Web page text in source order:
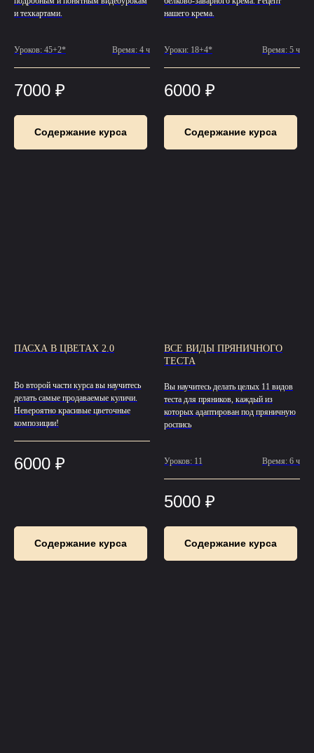
и техкартами.
Уроков: 45+2* Время: 4 ч
7000 ₽
Содержание курса
нашего крема.
Уроки: 18+4* Время: 5 ч
6000 ₽
Содержание курса
ПАСХА В ЦВЕТАХ 2.0
Во второй части курса вы научитесь
делать самые продаваемые куличи.
Невероятно красивые цветочные
композиции!
6000 ₽
Содержание курса
ВСЕ ВИДЫ ПРЯНИЧНОГО
ТЕСТА
Вы научитесь делать целых 11 видов
теста для пряников, каждый из
которых адаптирован под пряничную
роспись
Уроков: 11 Время: 6 ч
5000 ₽
Содержание курса